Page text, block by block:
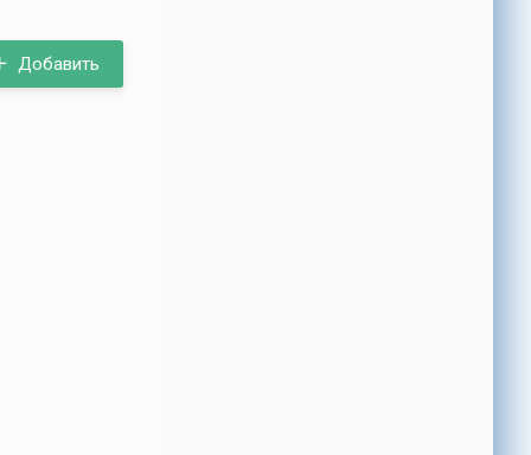
Добавить